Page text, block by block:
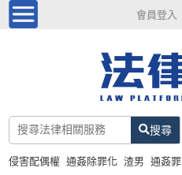
會員登入
搜尋
侵害配偶權 通姦除罪化 渣男 通姦罪